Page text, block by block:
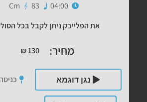
04:00
83
Cm
את הפלייבק ניתן לקבל בכל
מחיר: ₪130
נגן דוגמא